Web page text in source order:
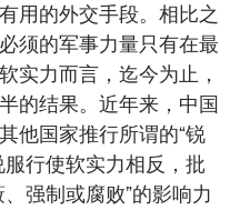
用的外交手段。相比之
须的军事力量只有在最
实力而言，迄今为止，
的结果。近年来，中国
他国家推行所谓的“锐
行使软实力相反，批
强制或腐败”的影响力